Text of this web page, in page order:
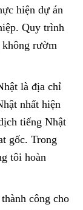
hiện dự án
Quy trình
không rườm
là địa chỉ
nhất hiện
tiếng Nhật
gốc. Trong
tôi hoàn
công cho